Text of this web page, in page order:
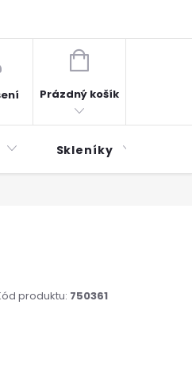
NÁKUPNÍ
Prázdný košík
Skleníky
produktu: 750361